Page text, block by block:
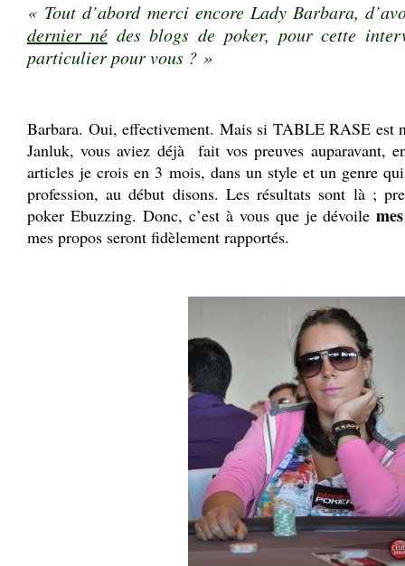
« Tout d’abord merci encore Lady Barbara,
dernier nédes blogs de poker, pour cette
particulier pour vous ? »
Barbara. Oui, effectivement. Mais si TABLE RASE est
Janluk, vous aviez déjà fait vos preuves auparavant,
articles je crois en 3 mois, dans un style et un genre
profession, au début disons. Les résultats sont là ;
poker Ebuzzing. Donc, c’est à vous que je dévoile
mes propos seront fidèlement rapportés.